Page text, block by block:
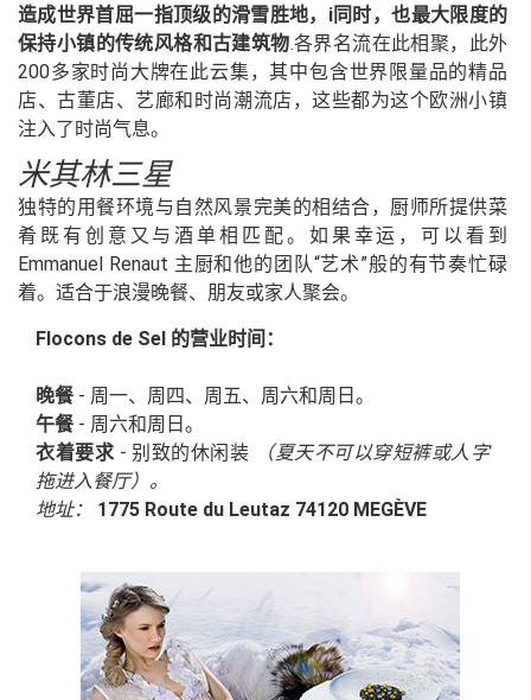
造成世界首屈一指顶级的滑雪胜地，i同时，也最大限度的
保持小镇的传统风格和古建筑物.各界名流在此相聚，此外
200多家时尚大牌在此云集，其中包含世界限量品的精品
店、古董店、艺廊和时尚潮流店，这些都为这个欧洲小镇
注入了时尚气息。
米其林三星
独特的用餐环境与自然风景完美的相结合，厨师所提供菜
肴既有创意又与酒单相匹配。如果幸运，可以看到
Emmanuel Renaut 主厨和他的团队“艺术”般的有节奏忙碌
着。适合于浪漫晚餐、朋友或家人聚会。
Flocons de Sel 的营业时间：
晚餐 - 周一、周四、周五、周六和周日。
午餐 - 周六和周日。
衣着要求 - 别致的休闲装
（夏天不可以穿短裤或人字
拖进入餐厅）。
地址：
1775 Route du Leutaz 74120 MEGÈVE